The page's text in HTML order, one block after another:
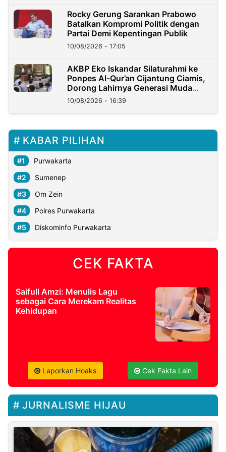
Rocky Gerung Sarankan Prabowo
Batalkan Kompromi Politik dengan
Partai Demi Kepentingan Publik
10/08/2026 - 17:05
AKBP Eko Iskandar Silaturahmi ke
Ponpes Al-Qur’an Cijantung Ciamis,
Dorong Lahirnya Generasi Muda
Berkarakter
10/08/2026 - 16:39
KABAR PILIHAN
Purwakarta
Sumenep
Om Zein
Polres Purwakarta
Diskominfo Purwakarta
CEK FAKTA
Saifull Amzi: Menulis Lagu
sebagai Cara Merekam Realitas
Kehidupan
Laporkan Hoaks Cek Fakta Lain
JURNALISME HIJAU